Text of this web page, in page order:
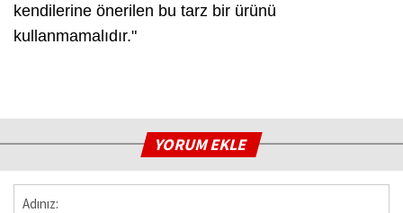
kendilerine önerilen bu tarz bir ürünü
kullanmamalıdır."
YORUM EKLE